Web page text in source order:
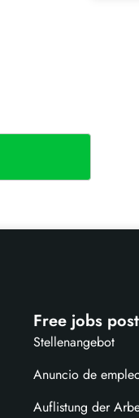
Free jobs
Stellenangebot
Anuncio de
Auflistung der